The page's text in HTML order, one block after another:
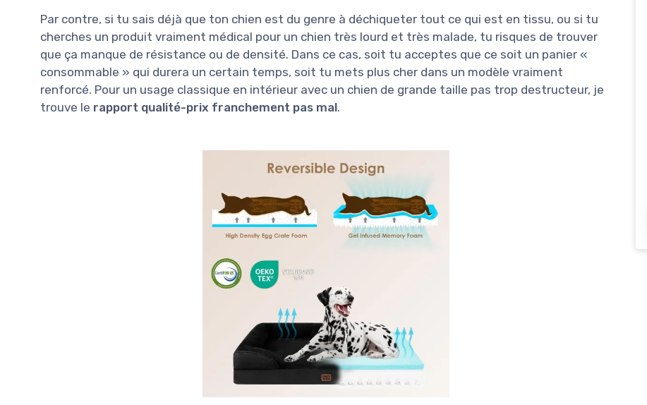
Par contre, si tu sais déjà que ton chien est du genre à déchiqueter tout ce qui est en tissu, ou si tu
cherches un produit vraiment médical pour un chien très lourd et très malade, tu risques de trouver
que ça manque de résistance ou de densité. Dans ce cas, soit tu acceptes que ce soit un panier «
consommable » qui durera un certain temps, soit tu mets plus cher dans un modèle vraiment
renforcé. Pour un usage classique en intérieur avec un chien de grande taille pas trop destructeur, je
trouve le rapport qualité-prix franchement pas mal.